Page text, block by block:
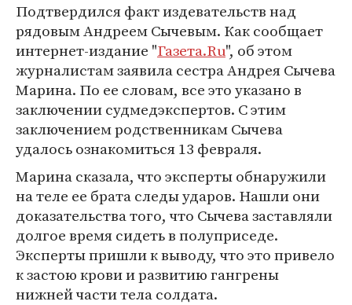
Подтвердился факт издевательств над
рядовым Андреем Сычевым. Как сообщает
интернет-издание "Газета.Ru", об этом
журналистам заявила сестра Андрея Сычева
Марина. По ее словам, все это указано в
заключении судмедэкспертов. С этим
заключением родственникам Сычева
удалось ознакомиться 13 февраля.
Марина сказала, что эксперты обнаружили
на теле ее брата следы ударов. Нашли они
доказательства того, что Сычева заставляли
долгое время сидеть в полуприседе.
Эксперты пришли к выводу, что это привело
к застою крови и развитию гангрены
нижней части тела солдата.